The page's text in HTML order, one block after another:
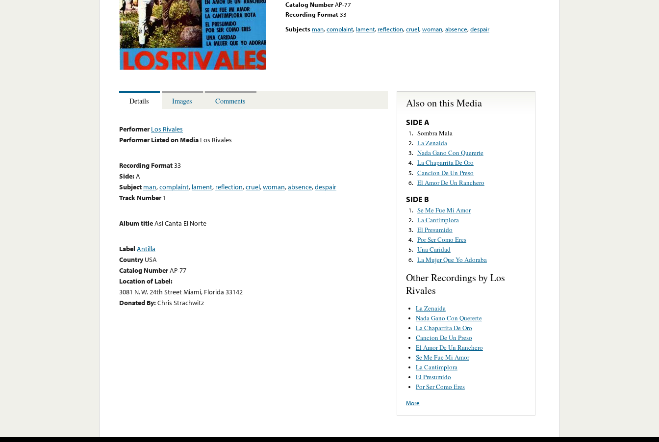
Catalog NumberAP-77
Recording Format33
Subjects man,complaint, lament, reflection,cruel,woman,absence,despair
Details Images Comments
Performer Los Rivales
Performer Listed on Media Los Rivales
Recording Format33
Side:A
Subject man,complaint, lament, reflection,cruel,woman,absence,despair
Track Number 1
Album titleAsi Canta El Norte
Label Antilla
Country USA
Catalog NumberAP-77
Location of Label:
3081 N. W. 24th Street Miami, Florida 33142
Donated By:Chris Strachwitz
Also on this Media
SIDE A
1. Sombra Mala
2. La Zenaida
3. Nada Gano Con Quererte
4. La Chaparrita De Oro
5. Cancion De Un Preso
6. El Amor De Un Ranchero
SIDE B
1. Se Me Fue Mi Amor
2. La Cantimplora
3. El Presumido
4. Por Ser Como Eres
5. Una Caridad
6. La Mujer Que Yo Adoraba
Other Recordings by Los
Rivales
La Zenaida
Nada Gano Con Quererte
La Chaparrita De Oro
Cancion De Un Preso
El Amor De Un Ranchero
Se Me Fue Mi Amor
La Cantimplora
El Presumido
Por Ser Como Eres
More